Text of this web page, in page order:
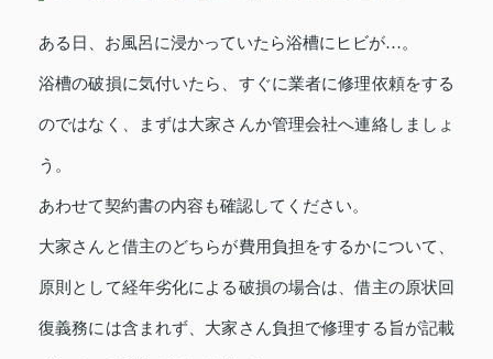
ある日、お風呂に浸かっていたら浴槽にヒビが…。
浴槽の破損に気付いたら、すぐに業者に修理依頼をする
のではなく、まずは大家さんか管理会社へ連絡しましょ
う。
あわせて契約書の内容も確認してください。
大家さんと借主のどちらが費用負担をするかについて、
原則として経年劣化による破損の場合は、借主の原状回
復義務には含まれず、大家さん負担で修理する旨が記載